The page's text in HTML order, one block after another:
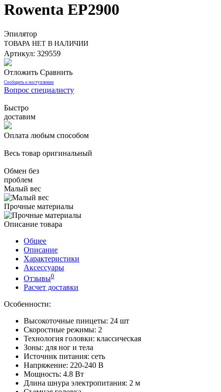
Rowenta EP2900
Эпилятор
ТОВАРА НЕТ В НАЛИЧИИ
Артикул: 329559
Отложить Сравнить
Сообщить о поступлении
Вопрос специалисту
Быстро
доставим
Оплата любым способом
Весь товар оригинальный
Обмен без
проблем
Малый вес
Прочные материалы
Описание товара
Общее
Описание
Характеристики
Аксессуары
Отзывы0
Расчет доставки
Особенности:
Высокоточные пинцеты: 24 шт
Скоростные режимы: 2
Технология головки: классическая
Зоны: для ног и тела
Источник питания: сеть
Напряжение: 220-240 В
Мощность: 4.8 Вт
Длина шнура электропитания: 2 м